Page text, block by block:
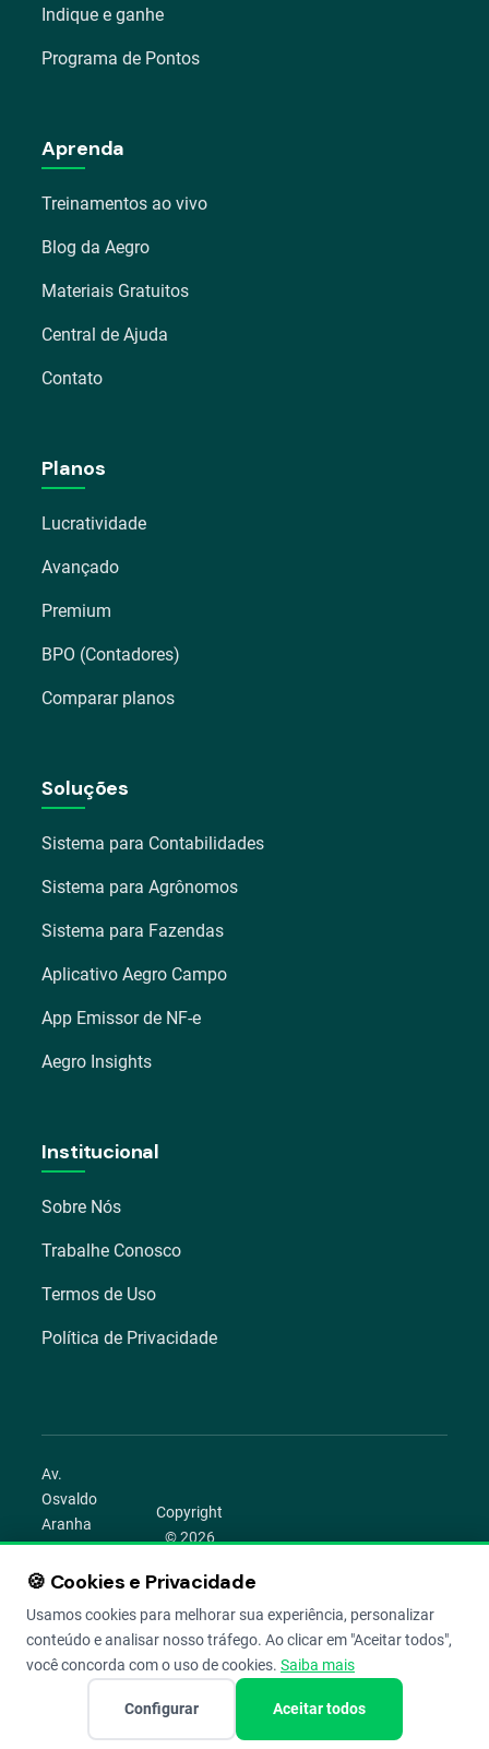
Indique e ganhe
Programa de Pontos
Aprenda
Treinamentos ao vivo
Blog da Aegro
Materiais Gratuitos
Central de Ajuda
Contato
Planos
Lucratividade
Avançado
Premium
BPO (Contadores)
Comparar planos
Soluções
Sistema para Contabilidades
Sistema para Agrônomos
Sistema para Fazendas
Aplicativo Aegro Campo
App Emissor de NF-e
Aegro Insights
Institucional
Sobre Nós
Trabalhe Conosco
Termos de Uso
Política de Privacidade
Av.
Osvaldo
Aranha
1022 –
Bom
Porto
Alegre –
RS
Copyright
© 2026
Todos os
direitos
reservados.
🍪 Cookies e Privacidade
Usamos cookies para melhorar sua experiência, personalizar
conteúdo e analisar nosso tráfego. Ao clicar em "Aceitar todos",
você concorda com o uso de cookies. Saiba mais
Configurar Aceitar todos